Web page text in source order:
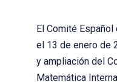
El Comité
el 13 de enero de
y ampliación del
Matemática